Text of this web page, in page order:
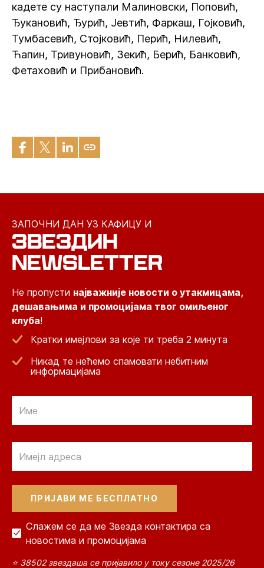
кадете су наступали Малиновски, Поповић,
Ђукановић, Ђурић, Јевтић, Фаркаш, Гојковић,
Тумбасевић, Стојковић, Перић, Нилевић,
Ћапин, Тривуновић, Зекић, Берић, Банковић,
Фетаховић и Прибановић.
ЗАПОЧНИ ДАН УЗ КАФИЦУ И
ЗВЕЗДИН
NEWSLETTER
Не пропусти најважније новости о утакмицама,
дешавањима и промоцијама твог омиљеног
клуба!
Кратки имејлови за које ти треба 2 минута
Никад те нећемо спамовати небитним
информацијама
Слажем се да ме Звезда контактира са
новостима и промоцијама
⭐ 38502 звездаша се пријавило у току сезоне 2025/26